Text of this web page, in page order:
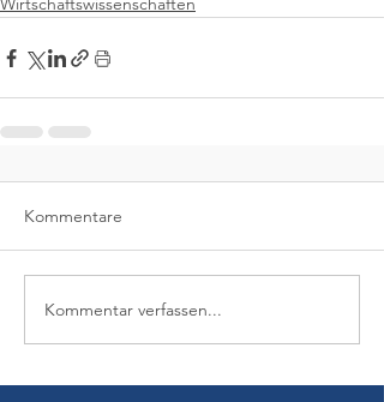
Kommentare
Kommentar verfassen...